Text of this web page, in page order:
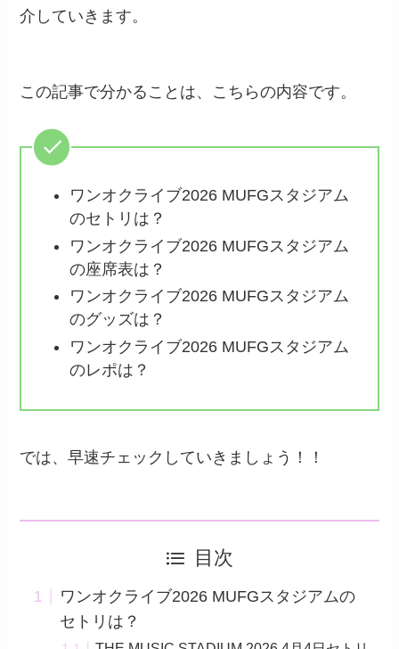
介していきます。
この記事で分かることは、こちらの内容です。
ワンオクライブ2026 MUFGスタジアム
のセトリは？
ワンオクライブ2026 MUFGスタジアム
の座席表は？
ワンオクライブ2026 MUFGスタジアム
のグッズは？
ワンオクライブ2026 MUFGスタジアム
のレポは？
では、早速チェックしていきましょう！！
目次
ワンオクライブ2026 MUFGスタジアムの
セトリは？